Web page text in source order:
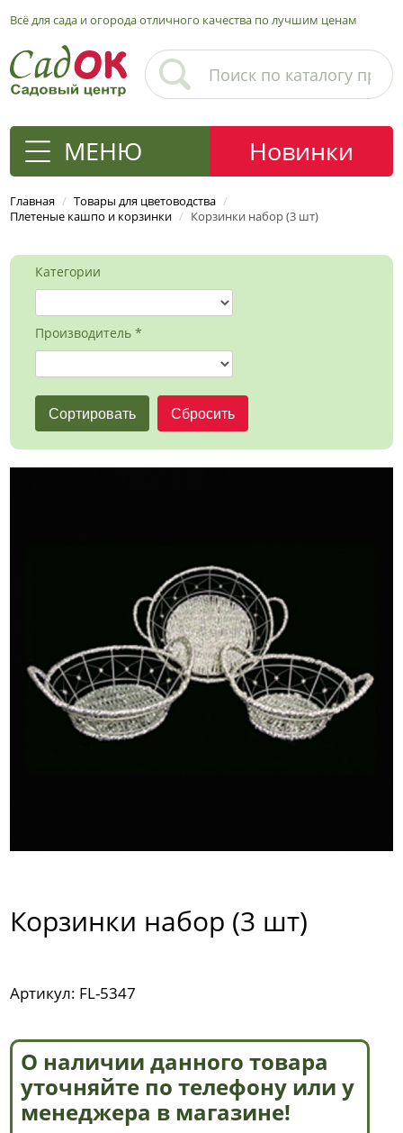
Всё для сада и огорода отличного качества по лучшим ценам
МЕНЮ Новинки
Главная / Товары для цветоводства /
Плетеные кашпо и корзинки / Корзинки набор (3 шт)
Категории
Производитель *
Корзинки набор (3 шт)
Артикул: FL-5347
О наличии данного товара
уточняйте по телефону или у
менеджера в магазине!